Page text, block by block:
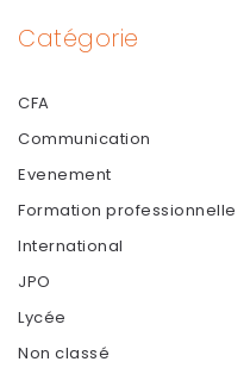
Catégorie
CFA
Communication
Evenement
Formation professionnelle
International
JPO
Lycée
Non classé